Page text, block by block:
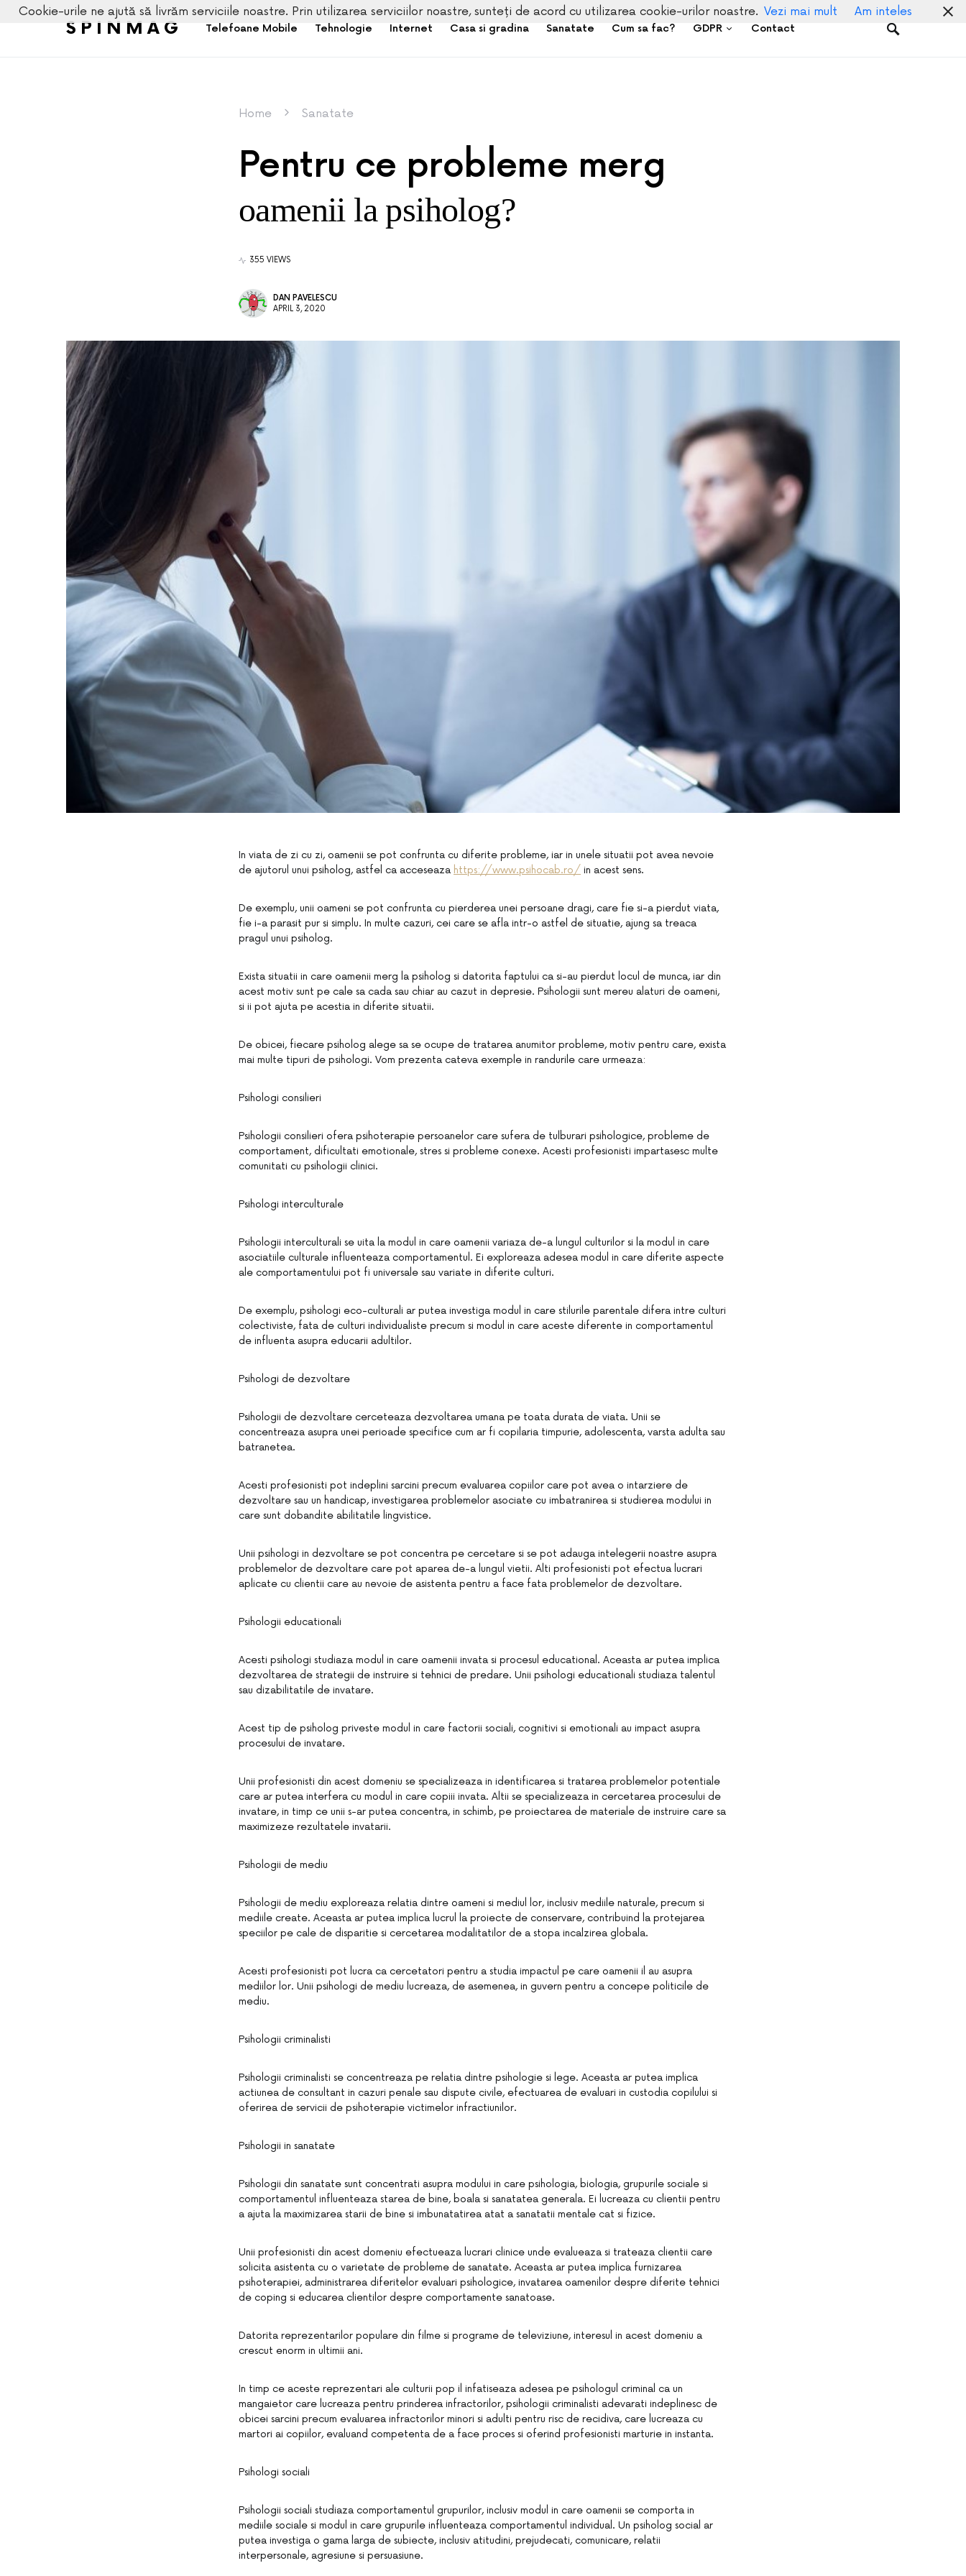
SPINMAG Telefoane Mobile Tehnologie Internet Casa si gradina Sanatate Cum sa fac? GDPR Contact
Home Sanatate
Pentru ce probleme merg
oamenii la psiholog?
355 VIEWS
DAN PAVELESCU
APRIL 3, 2020
In viata de zi cu zi, oamenii se pot confrunta cu diferite probleme, iar in unele situatii pot avea nevoie
de ajutorul unui psiholog, astfel ca acceseaza https://www.psihocab.ro/ in acest sens.
De exemplu, unii oameni se pot confrunta cu pierderea unei persoane dragi, care fie si-a pierdut viata,
fie i-a parasit pur si simplu. In multe cazuri, cei care se afla intr-o astfel de situatie, ajung sa treaca
pragul unui psiholog.
Exista situatii in care oamenii merg la psiholog si datorita faptului ca si-au pierdut locul de munca, iar din
acest motiv sunt pe cale sa cada sau chiar au cazut in depresie. Psihologii sunt mereu alaturi de oameni,
si ii pot ajuta pe acestia in diferite situatii.
De obicei, fiecare psiholog alege sa se ocupe de tratarea anumitor probleme, motiv pentru care, exista
mai multe tipuri de psihologi. Vom prezenta cateva exemple in randurile care urmeaza:
Psihologi consilieri
Psihologii consilieri ofera psihoterapie persoanelor care sufera de tulburari psihologice, probleme de
comportament, dificultati emotionale, stres si probleme conexe. Acesti profesionisti impartasesc multe
comunitati cu psihologii clinici.
Psihologi interculturale
Psihologii interculturali se uita la modul in care oamenii variaza de-a lungul culturilor si la modul in care
asociatiile culturale influenteaza comportamentul. Ei exploreaza adesea modul in care diferite aspecte
ale comportamentului pot fi universale sau variate in diferite culturi.
De exemplu, psihologi eco-culturali ar putea investiga modul in care stilurile parentale difera intre culturi
colectiviste, fata de culturi individualiste precum si modul in care aceste diferente in comportamentul
de influenta asupra educarii adultilor.
Psihologi de dezvoltare
Psihologii de dezvoltare cerceteaza dezvoltarea umana pe toata durata de viata. Unii se
concentreaza asupra unei perioade specifice cum ar fi copilaria timpurie, adolescenta, varsta adulta sau
batranetea.
Acesti profesionisti pot indeplini sarcini precum evaluarea copiilor care pot avea o intarziere de
dezvoltare sau un handicap, investigarea problemelor asociate cu imbatranirea si studierea modului in
care sunt dobandite abilitatile lingvistice.
Unii psihologi in dezvoltare se pot concentra pe cercetare si se pot adauga intelegerii noastre asupra
problemelor de dezvoltare care pot aparea de-a lungul vietii. Alti profesionisti pot efectua lucrari
aplicate cu clientii care au nevoie de asistenta pentru a face fata problemelor de dezvoltare.
Psihologii educationali
Acesti psihologi studiaza modul in care oamenii invata si procesul educational. Aceasta ar putea implica
dezvoltarea de strategii de instruire si tehnici de predare. Unii psihologi educationali studiaza talentul
sau dizabilitatile de invatare.
Acest tip de psiholog priveste modul in care factorii sociali, cognitivi si emotionali au impact asupra
procesului de invatare.
Unii profesionisti din acest domeniu se specializeaza in identificarea si tratarea problemelor potentiale
care ar putea interfera cu modul in care copiii invata. Altii se specializeaza in cercetarea procesului de
invatare, in timp ce unii s-ar putea concentra, in schimb, pe proiectarea de materiale de instruire care sa
maximizeze rezultatele invatarii.
Psihologii de mediu
Psihologii de mediu exploreaza relatia dintre oameni si mediul lor, inclusiv mediile naturale, precum si
mediile create. Aceasta ar putea implica lucrul la proiecte de conservare, contribuind la protejarea
speciilor pe cale de disparitie si cercetarea modalitatilor de a stopa incalzirea globala.
Acesti profesionisti pot lucra ca cercetatori pentru a studia impactul pe care oamenii il au asupra
mediilor lor. Unii psihologi de mediu lucreaza, de asemenea, in guvern pentru a concepe politicile de
mediu.
Psihologii criminalisti
Psihologii criminalisti se concentreaza pe relatia dintre psihologie si lege. Aceasta ar putea implica
actiunea de consultant in cazuri penale sau dispute civile, efectuarea de evaluari in custodia copilului si
oferirea de servicii de psihoterapie victimelor infractiunilor.
Psihologii in sanatate
Psihologii din sanatate sunt concentrati asupra modului in care psihologia, biologia, grupurile sociale si
comportamentul influenteaza starea de bine, boala si sanatatea generala. Ei lucreaza cu clientii pentru
a ajuta la maximizarea starii de bine si imbunatatirea atat a sanatatii mentale cat si fizice.
Unii profesionisti din acest domeniu efectueaza lucrari clinice unde evalueaza si trateaza clientii care
solicita asistenta cu o varietate de probleme de sanatate. Aceasta ar putea implica furnizarea
psihoterapiei, administrarea diferitelor evaluari psihologice, invatarea oamenilor despre diferite tehnici
de coping si educarea clientilor despre comportamente sanatoase.
Datorita reprezentarilor populare din filme si programe de televiziune, interesul in acest domeniu a
crescut enorm in ultimii ani.
In timp ce aceste reprezentari ale culturii pop il infatiseaza adesea pe psihologul criminal ca un
mangaietor care lucreaza pentru prinderea infractorilor, psihologii criminalisti adevarati indeplinesc de
obicei sarcini precum evaluarea infractorilor minori si adulti pentru risc de recidiva, care lucreaza cu
martori ai copiilor, evaluand competenta de a face proces si oferind profesionisti marturie in instanta.
Psihologi sociali
Psihologii sociali studiaza comportamentul grupurilor, inclusiv modul in care oamenii se comporta in
mediile sociale si modul in care grupurile influenteaza comportamentul individual. Un psiholog social ar
putea investiga o gama larga de subiecte, inclusiv atitudini, prejudecati, comunicare, relatii
interpersonale, agresiune si persuasiune.
Cookie-urile ne ajută să livrăm serviciile noastre. Prin utilizarea serviciilor noastre, sunteți de acord cu utilizarea cookie-urilor noastre. Vezi mai mult Am inteles